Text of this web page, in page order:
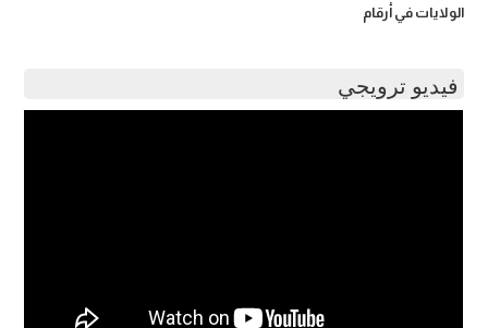
الولايات في أرقام
فيديو ترويجي